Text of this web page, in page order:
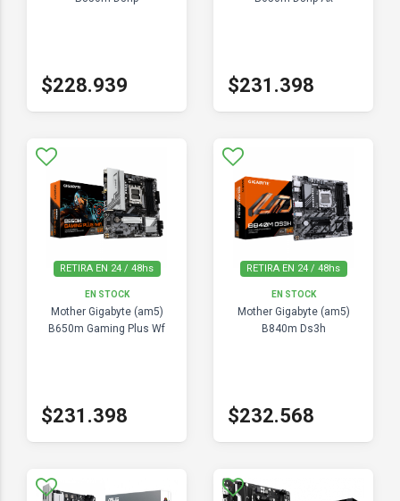
$228.939 $231.398
RETIRA EN 24 / 48hs
EN STOCK
Mother Gigabyte (am5)
B650m Gaming Plus Wf
$231.398
RETIRA EN 24 / 48hs
EN STOCK
Mother Gigabyte (am5)
B840m Ds3h
$232.568